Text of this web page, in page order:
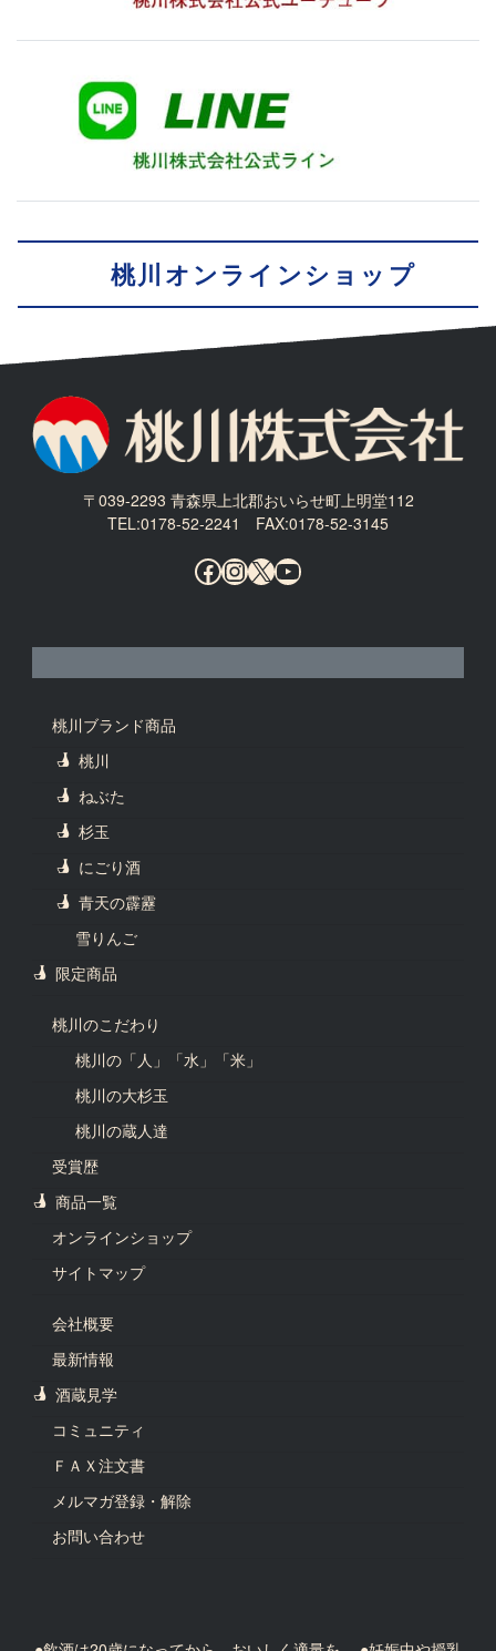
桃川オンラインショップ
〒039-2293 青森県上北郡おいらせ町上明堂112
TEL:0178-52-2241 FAX:0178-52-3145
Facebook
Instagram
X YouTube
桃川ブランド商品
桃川
ねぶた
杉玉
にごり酒
青天の霹靂
雪りんご
限定商品
桃川のこだわり
桃川の「人」「水」「米」
桃川の大杉玉
桃川の蔵人達
受賞歴
商品一覧
オンラインショップ
サイトマップ
会社概要
最新情報
酒蔵見学
コミュニティ
ＦＡＸ注文書
メルマガ登録・解除
お問い合わせ